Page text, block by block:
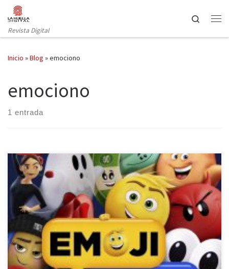
Saltar al contenido
Revista Digital
Search
Inicio »Blog »emociono
emociono
1 entrada
Agosto, un mes lleno de calor en Madrid y en muchos otros puntos
de nuestro país. Las calles desiertas, salvo las terrazas de los bares
que no cierran por vacaciones, y los aires acondicionados
aportando su granito de arena a la contaminación de la ciudad
con sus motores a todo […]